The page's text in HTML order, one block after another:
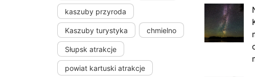
kaszuby przyroda
Kaszuby turystyka chmielno
Słupsk atrakcje
powiat kartuski atrakcje